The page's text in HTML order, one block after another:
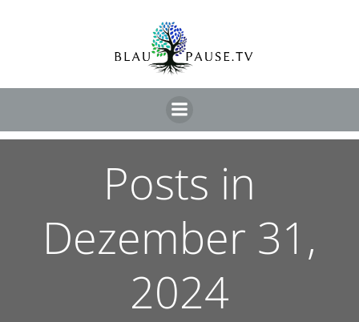
Posts in
Dezember 31,
2024